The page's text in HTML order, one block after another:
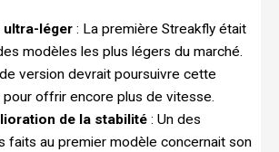
ultra-léger: La première Streakfly était
modèles les plus légers du marché.
version devrait poursuivre cette
pour offrir encore plus de vitesse.
de la stabilité: Un des
faits au premier modèle concernait son